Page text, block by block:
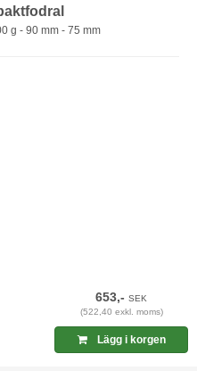
g - 90 mm - 75 mm
653,-SEK
(522,40 exkl. moms)
Lägg i korgen